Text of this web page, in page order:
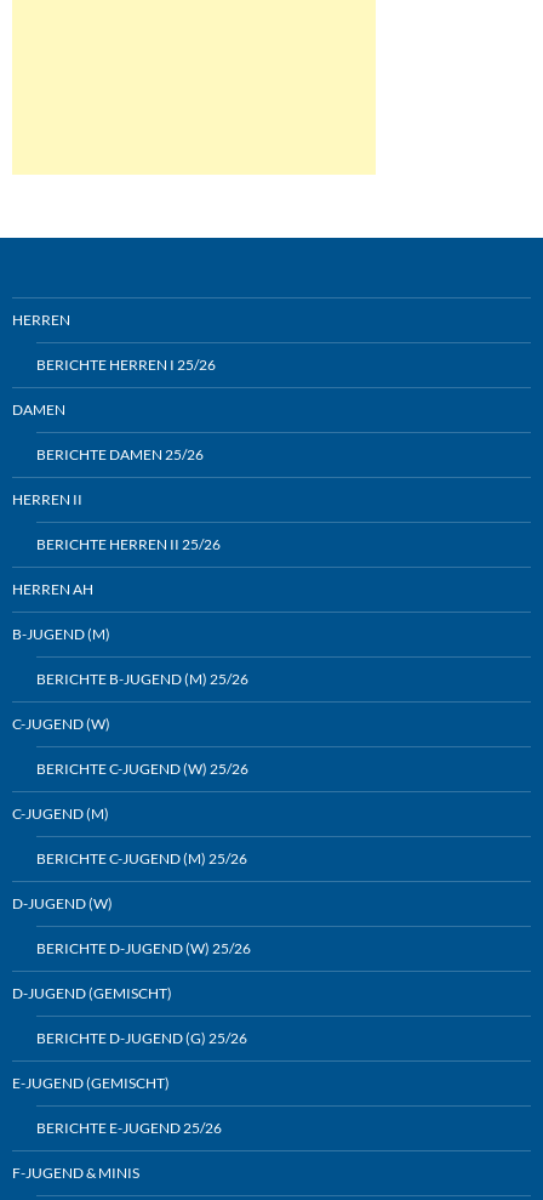
HERREN
BERICHTE HERREN I 25/26
DAMEN
BERICHTE DAMEN 25/26
HERREN II
BERICHTE HERREN II 25/26
HERREN AH
B-JUGEND (M)
BERICHTE B-JUGEND (M) 25/26
C-JUGEND (W)
BERICHTE C-JUGEND (W) 25/26
C-JUGEND (M)
BERICHTE C-JUGEND (M) 25/26
D-JUGEND (W)
BERICHTE D-JUGEND (W) 25/26
D-JUGEND (GEMISCHT)
BERICHTE D-JUGEND (G) 25/26
E-JUGEND (GEMISCHT)
BERICHTE E-JUGEND 25/26
F-JUGEND & MINIS